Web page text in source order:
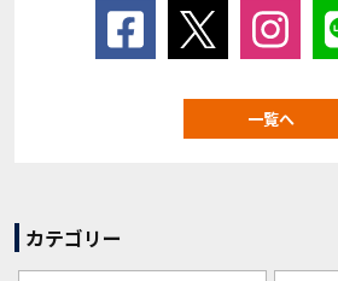
一覧へ
カテゴリー